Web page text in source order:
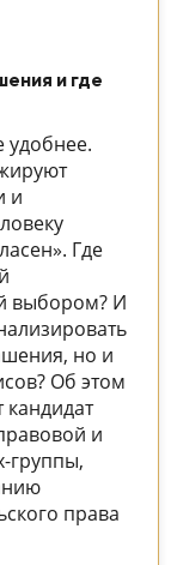
и где
удобнее.
и
Где
выбором? И
но и
Об этом
кандидат
и
группы,
права